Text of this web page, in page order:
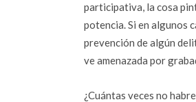
participativa, la cosa
potencia. Si en algunos
prevención de algún
ve amenazada por
¿Cuántas veces no